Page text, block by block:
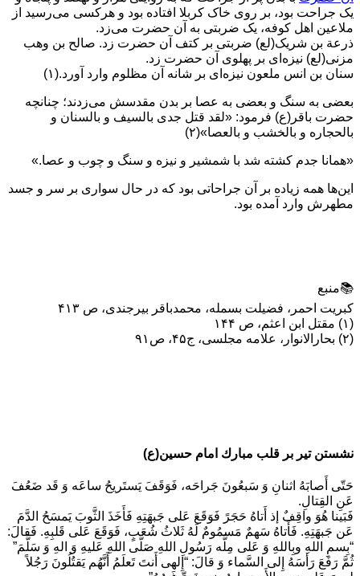
یک جراحت بود، بر روی خاک کربلا افتاده بود و هرکسی می‌رسید از
ملاعین اهل کوفه، یک ضربتی به آن حضرت می‌زد.
ذرعة بن شریک(لع) ضربتی بر کتف آن حضرت زد. صالح بن وهب
مزنی(لع) نیزه‌ای بر پهلوی آن حضرت زد.
سنان بن انس ملعون نیزه‌ای بر شانه آن مظلوم وارد آورد.(۱)
بعضی به سنگ و بعضی به عصا بر بدن مقدسش می‌زدند؛ چنانچه
حضرت باقر(ع) فرمود: «لقد قتل جدی بالسیف و بالسنان و
بالحجاره و بالخشب و بالعصا»(۲)
«همانا جدم کشته شد با شمشیر و نیزه و سنگ و چوب و عصا.»
این‌ها همه زیاده بر آن جراحاتی بود که در حال سواری بر سر و جسد
مطهرش وارد آمده بود.
📚منبع
کبریت احمر، فضیلت بسمله، محمدباقر بیرجندی، ص ۴۱۳
(۱) مقتل ابن اعثم، ص ۱۴۴
(۲) بحارالانوار، علامه مجلسی، ج۴۵، ص۹۱
نشستن تير بر قلب مبارك امام حسين(ع)
حَتّى أَصابَهُ اثنانِ وَ سَبعُونَ جَراحَه، فَوَقَفَ يَستَريحُ ساعَه وَ قَد ضَعُفَ
عَنِ القِتالِ.
فَبَينا هُوَ واقِفٌ إذ أَتاهُ حَجَرً فَوَقَعَ عَلى جَبهَتِهِ فَأَخَذَ الثَّوبَ يَمسَحُ الدَّمَ
عَن جَبهَتِهِ. فَأَتاهُ سَهمٌ مَسمُومٌ لَهُ ثَلاثُ شُعَبٍ، فَوَقَعَ عَلى قَلبِهِ. فَقالَ:
“بِسمِ اللهِ وبِاللهِ وَ عَلى مِلَّه رَسُولِ اللهِ صَلَّى اللهِ عَليهِ وَ الهِ وَ سَلَّمَ”
ثُمَّ رَفَعَ رَأسَهُ إِلى السَّماء وَ قالَ: “إِلهى أَنتَ تَعلَمُ أَنَّهُم يَقتُلُونَ رَجُلاً